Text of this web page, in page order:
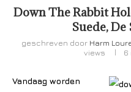
Down The Rabbit
Suede,
geschreven door Harm
views
6
Vandaag worden